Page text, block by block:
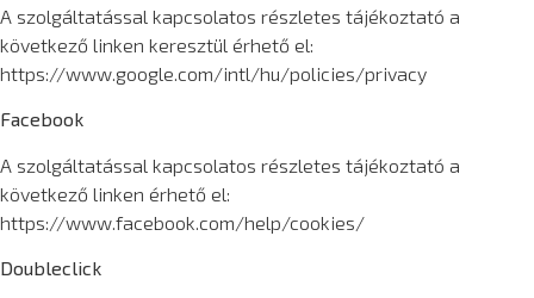
A szolgáltatással kapcsolatos részletes tájékoztató a
következő linken keresztül érhető el:
https://www.google.com/intl/hu/policies/privacy
Facebook
A szolgáltatással kapcsolatos részletes tájékoztató a
következő linken érhető el:
https://www.facebook.com/help/cookies/
Doubleclick